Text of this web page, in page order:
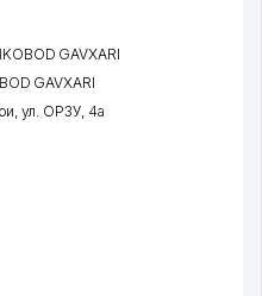
GAVXARI
GAVXARI
,ул. ОРЗУ, 4а